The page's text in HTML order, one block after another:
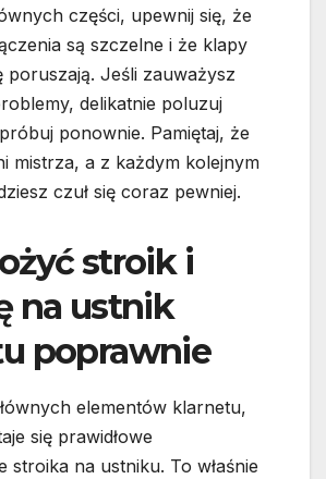
części, upewnij się, że
są szczelne i że klapy
poruszają. Jeśli zauważysz
delikatnie poluzuj
ponownie. Pamiętaj, że
mistrza, a z każdym kolejnym
czuł się coraz pewniej.
stroik i
na ustnik
poprawnie
elementów klarnetu,
się prawidłowe
stroika na ustniku. To właśnie